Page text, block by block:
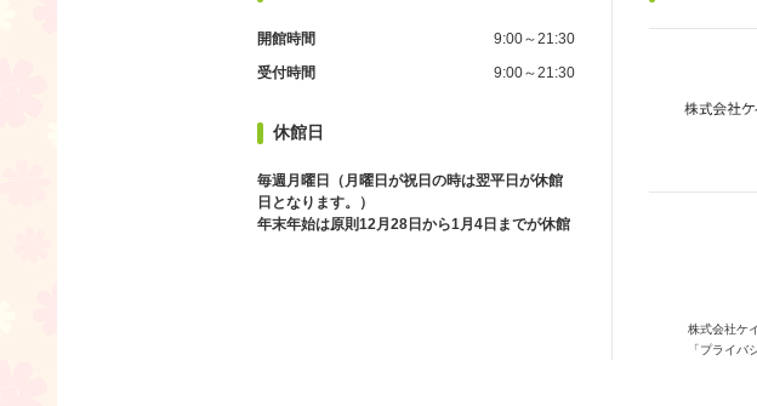
開館時間
9:00～21:30
受付時間
9:00～21:30
休館日
毎週月曜日（月曜日が祝日の時は翌平日が休館
日となります。）
年末年始は原則12月28日から1月4日までが休館
株式会社ケ
「プライバ